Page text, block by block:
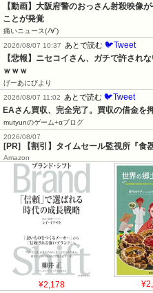
【動画】大阪府警のおっさん射殺映像
ことが発覚
痛いニュース(ﾉ∀`)
2026/08/07 10:37
あとで読む 🐦Tweet
【悲報】ニセコイさん、ガチで許され
ｗｗｗ
げーあにびより
2026/08/07 11:02
あとで読む 🐦Tweet
EAさん買収、完全完了。買収の借金を
mutyunのゲーム+αブログ
2026/08/07
[PR] 【割引】タイムセール監視所『食
Amazon
¥2,178